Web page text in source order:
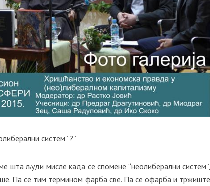
систем” ?”
шта људи мисле када се спомене “неолиберални систем”,
Па се тим термином фарба све. Па се офарба и тржиште